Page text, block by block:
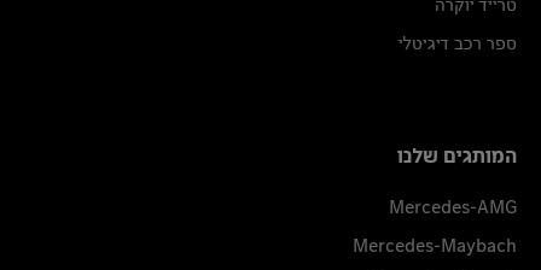
ספר רכב דיגיטלי
המותגים שלנו
Mercedes-AMG
Mercedes-Maybach